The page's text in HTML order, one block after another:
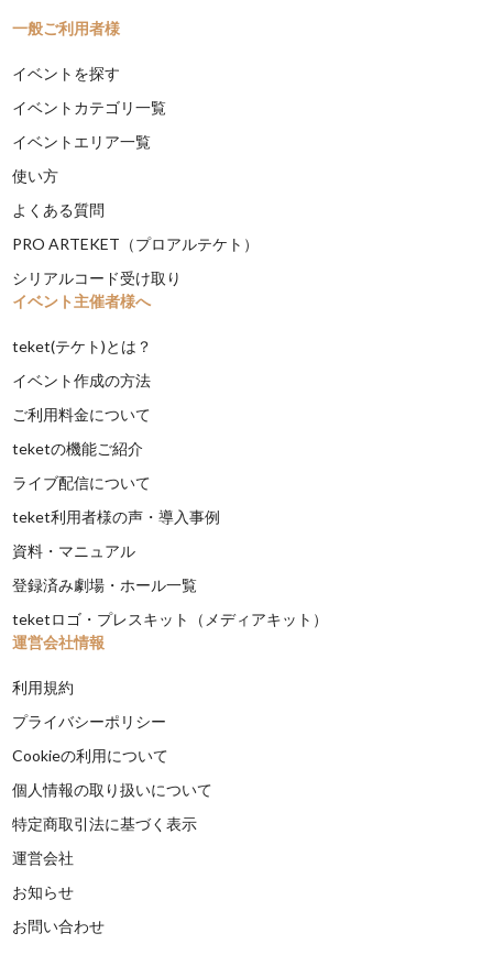
一般ご利用者様
イベントを探す
イベントカテゴリ一覧
イベントエリア一覧
使い方
よくある質問
PRO ARTEKET（プロアルテケト）
シリアルコード受け取り
イベント主催者様へ
teket(テケト)とは？
イベント作成の方法
ご利用料金について
teketの機能ご紹介
ライブ配信について
teket利用者様の声・導入事例
資料・マニュアル
登録済み劇場・ホール一覧
teketロゴ・プレスキット（メディアキット）
運営会社情報
利用規約
プライバシーポリシー
Cookieの利用について
個人情報の取り扱いについて
特定商取引法に基づく表示
運営会社
お知らせ
お問い合わせ